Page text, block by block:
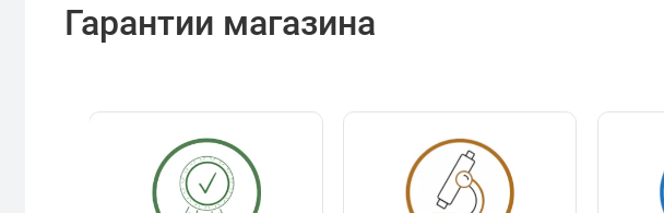
Гарантии магазина